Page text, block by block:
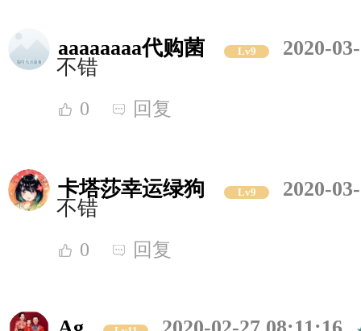
aaaaaaaa代购菌 Lv9
2020-
不错
0 回复
卡塔莎幸运绿狗 Lv9
2020-
不错
0 回复